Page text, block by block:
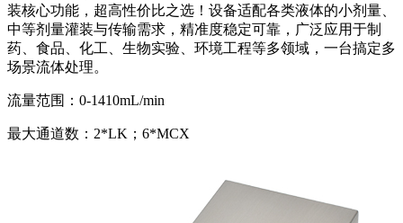
装核心功能，超高性价比之选！设备适配各类液体的小剂量、
中等剂量灌装与传输需求，精准度稳定可靠，广泛应用于制
药、食品、化工、生物实验、环境工程等多领域，一台搞定多
场景流体处理。
流量范围：0-1410mL/min
最大通道数：2*LK；6*MCX